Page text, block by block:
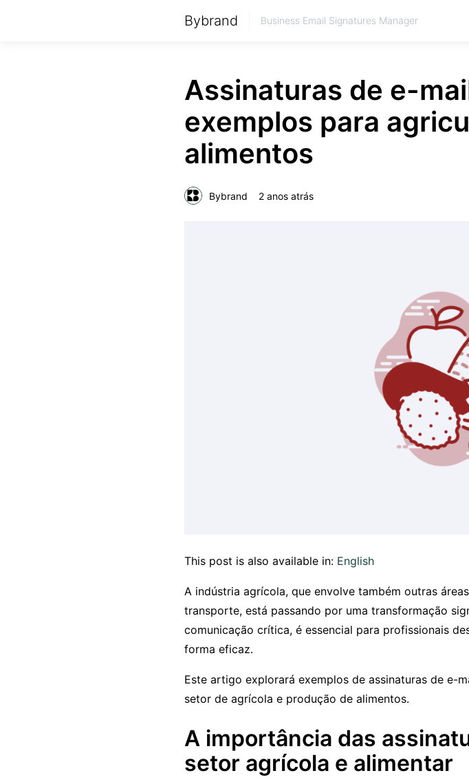
Bybrand Business Email Signatures Manager
Assinaturas de e-
exemplos para
alimentos
Bybrand 2 anos atrás
This post is also available in: English
A indústria agrícola, que envolve também outras
transporte, está passando por uma transformação
comunicação crítica, é essencial para profissionais
forma eficaz.
Este artigo explorará exemplos de assinaturas de e-
setor de agrícola e produção de alimentos.
A importância das
setor agrícola e alimentar